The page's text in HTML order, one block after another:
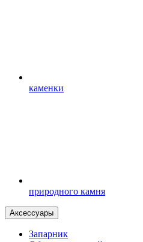
каменки
природного камня
Аксессуары
Запарник